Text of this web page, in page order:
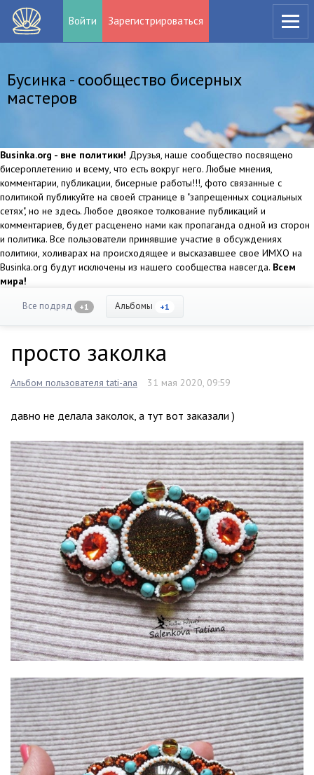
Войти Зарегистрироваться
Бусинка - сообщество бисерных
мастеров
Businka.org - вне политики! Друзья, наше сообщество посвящено
бисероплетению и всему, что есть вокруг него. Любые мнения,
комментарии, публикации, бисерные работы!!!, фото связанные с
политикой публикуйте на своей странице в "запрещенных социальных
сетях", но не здесь. Любое двоякое толкование публикаций и
комментариев, будет расценено нами как пропаганда одной из сторон
и политика. Все пользователи принявшие участие в обсуждениях
политики, холиварах на происходящее и высказавшее свое ИМХО на
Businka.org будут исключены из нашего сообщества навсегда. Всем
мира!
Все подряд +1 Альбомы +1
просто заколка
Альбом пользователя tati-ana 31 мая 2020, 09:59
давно не делала заколок, а тут вот заказали )